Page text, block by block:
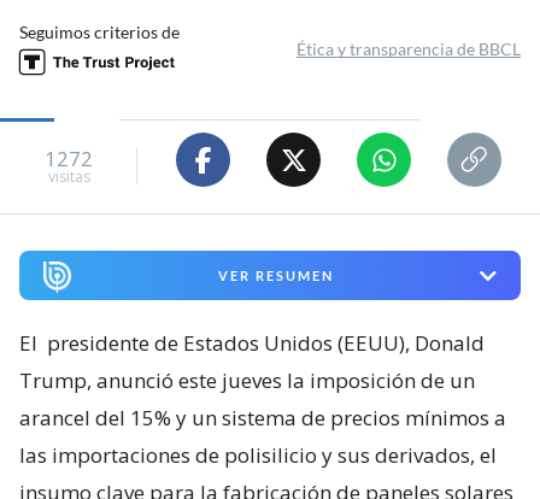
Seguimos criterios de
Ética y transparencia de BBCL
1272
visitas
VER RESUMEN
El presidente de Estados Unidos (EEUU), Donald
Trump, anunció este jueves la imposición de un
arancel del 15% y un sistema de precios mínimos a
las importaciones de polisilicio y sus derivados, el
insumo clave para la fabricación de paneles solares